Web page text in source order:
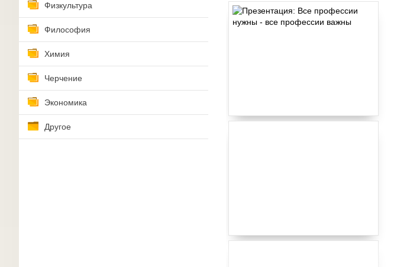
Физкультура
Философия
Химия
Черчение
Экономика
Другое